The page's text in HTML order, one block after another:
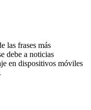
las frases más
debe a noticias
en dispositivos móviles